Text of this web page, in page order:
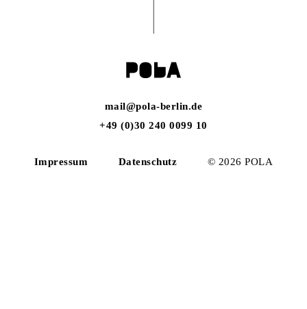
mail@pola-berlin.de
+49 (0)30 240 0099 10
Impressum Datenschutz © 2026 POLA